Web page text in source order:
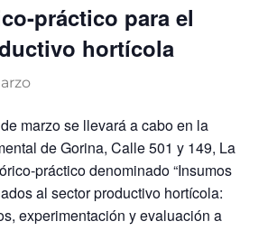
práctico para el
hortícola
marzo se llevará a cabo en la
de Gorina, Calle 501 y 149, La
práctico denominado “Insumos
al sector productivo hortícola:
experimentación y evaluación a